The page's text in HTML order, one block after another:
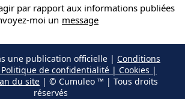
par rapport aux informations publiées
moi un message
une publication officielle | Conditions
de confidentialité | Cookies |
du site | © Cumuleo ™ | Tous droits
réservés